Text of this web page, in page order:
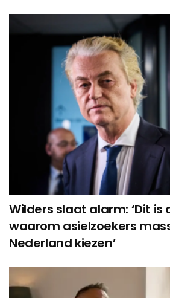
Wilders slaat alarm: ‘Dit is
waarom asielzoekers
Nederland kiezen’